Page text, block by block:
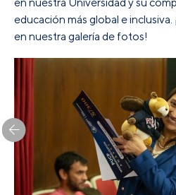
educación más global e
en nuestra galería de fotos!